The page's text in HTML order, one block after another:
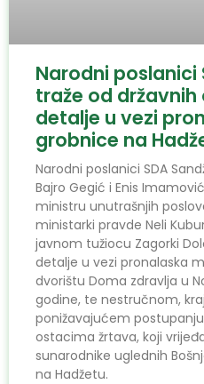
Narodni poslanici
traže od državnih
detalje u vezi
grobnice na
Narodni poslanici SDA
Bajro Gegić i Enis
ministru unutrašnjih
ministarki pravde Neli
javnom tužiocu Zagorki
detalje u vezi pronalaska
dvorištu Doma zdravlja u
godine, te nestručnom,
ponižavajućem
ostacima žrtava, koji
sunarodnike uglednih
na Hadžetu.